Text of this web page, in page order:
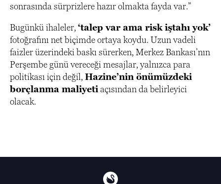
sonrasında sürprizlere hazır olmakta fayda var.”
Bugünkü ihaleler, ‘talep var ama risk iştahı yok’
fotoğrafını net biçimde ortaya koydu. Uzun vadeli
faizler üzerindeki baskı sürerken, Merkez Bankası’nın
Perşembe günü vereceği mesajlar, yalnızca para
politikası için değil, Hazine’nin önümüzdeki
borçlanma maliyeti açısından da belirleyici
olacak.